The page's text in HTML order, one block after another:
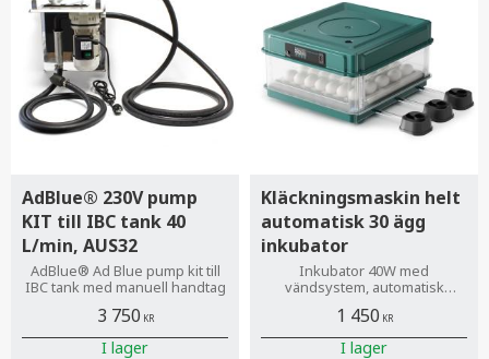
AdBlue® 230V pump
KIT till IBC tank 40
L/min, AUS32
AdBlue® Ad Blue pump kit till
IBC tank med manuell handtag
3 750 KR
I lager
Kläckningsmaskin helt
automatisk 30 ägg
inkubator
Inkubator 40W med
vändsystem, automatisk
temperatur- och
fuktighetskontroll
1 450 KR
I lager